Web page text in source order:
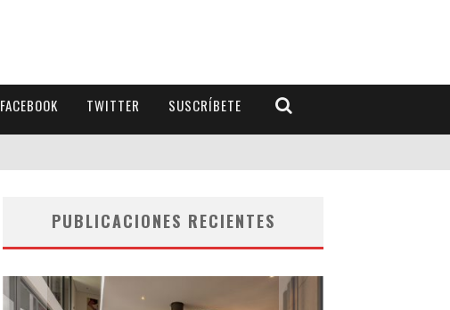
FACEBOOK TWITTER SUSCRÍBETE
PUBLICACIONES RECIENTES